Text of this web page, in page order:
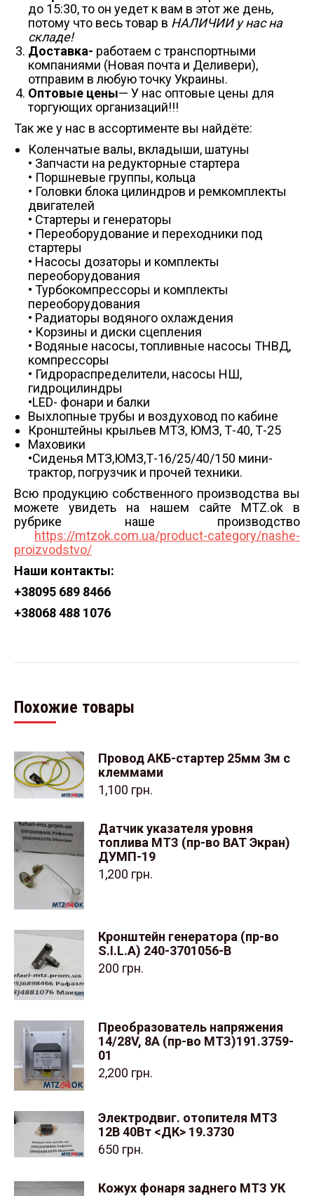
до 15:30, то он уедет к вам в этот же день,
потому что весь товар в НАЛИЧИИ у нас на
складе!
Доставка- работаем с транспортными
компаниями (Новая почта и Деливери),
отправим в любую точку Украины.
Оптовые цены— У нас оптовые цены для
торгующих организаций!!!
Так же у нас в ассортименте вы найдёте:
Коленчатые валы, вкладыши, шатуны
• Запчасти на редукторные стартера
• Поршневые группы, кольца
• Головки блока цилиндров и ремкомплекты
двигателей
• Стартеры и генераторы
• Переоборудование и переходники под
стартеры
• Насосы дозаторы и комплекты
переоборудования
• Турбокомпрессоры и комплекты
переоборудования
• Радиаторы водяного охлаждения
• Корзины и диски сцепления
• Водяные насосы, топливные насосы ТНВД,
компрессоры
• Гидрораспределители, насосы НШ,
гидроцилиндры
•LED- фонари и балки
Выхлопные трубы и воздуховод по кабине
Кронштейны крыльев МТЗ, ЮМЗ, Т-40, Т-25
Маховики
•Сиденья МТЗ,ЮМЗ,Т-16/25/40/150 мини-
трактор, погрузчик и прочей техники.
Всю продукцию собственного производства вы
можете увидеть на нашем сайте MTZ.ok в
рубрике наше производство
https://mtzok.com.ua/product-category/nashe-
proizvodstvo/
Наши контакты:
+38095 689 8466
+38068 488 1076
Похожие товары
Провод АКБ-стартер 25мм 3м с
клеммами
1,100 грн.
Датчик указателя уровня
топлива МТЗ (пр-во ВАТ Экран)
ДУМП-19
1,200 грн.
Кронштейн генератора (пр-во
S.I.L.A) 240-3701056-В
200 грн.
Преобразователь напряжения
14/28V, 8А (пр-во МТЗ)191.3759-
01
2,200 грн.
Электродвиг. отопителя МТЗ
12В 40Вт <ДК> 19.3730
650 грн.
Кожух фонаря заднего МТЗ УК